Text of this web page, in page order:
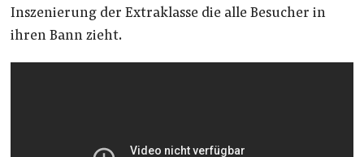
Inszenierung der Extraklasse die alle Besucher in
ihren Bann zieht.